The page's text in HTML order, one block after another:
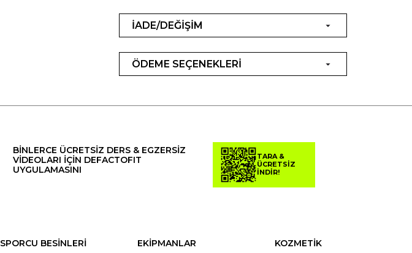
İADE/DEĞİŞİM
ÖDEME SEÇENEKLERİ
BİNLERCE ÜCRETSİZ DERS & EGZERSİZ
VİDEOLARI İÇİN DEFACTOFIT
UYGULAMASINI
TARA &
ÜCRETSİZ
İNDİR!
SPORCU BESİNLERİ
EKİPMANLAR
KOZMETİK